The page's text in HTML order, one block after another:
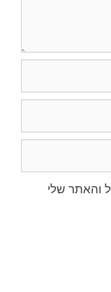
והאתר שלי